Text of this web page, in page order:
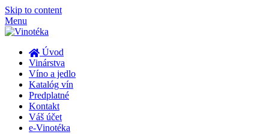
Skip to content
Menu
Úvod
Vinárstva
Víno a jedlo
Katalóg vín
Predplatné
Kontakt
Váš účet
e-Vinotéka